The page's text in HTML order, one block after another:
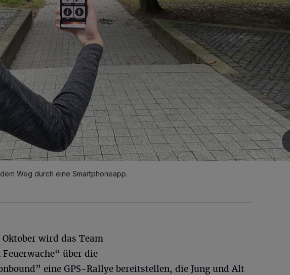
Weg durch eine Smartphoneapp.
wird das Team
über die
eine GPS-Rallye bereitstellen, die Jung und Alt